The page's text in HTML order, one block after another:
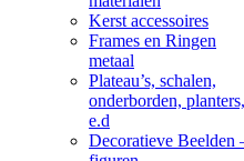
Kerst accessoires
Frames en Ringen
metaal
Plateau’s, schalen,
onderborden, planters,
e.d
Decoratieve Beelden